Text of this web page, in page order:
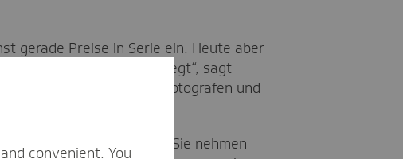
gerade Preise in Serie ein. Heute aber
alle wahnsinnig aufgeregt“, sagt
Arbeit erklären wird. 30 Fotografen und
Franziska Giffey. Sie nehmen
convenient. You